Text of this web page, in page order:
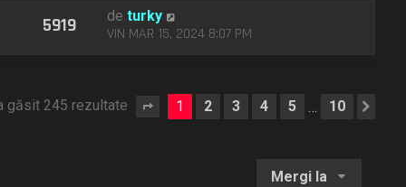
5919 deturky
VIN MAR 15, 2024 8:07 PM
găsit 245 rezultate Pagina1 din 10
1 2 3 4 5 … 10
Mergi la